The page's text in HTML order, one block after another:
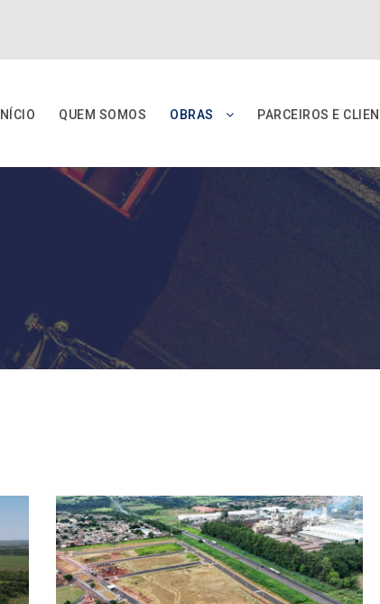
INÍCIO QUEM SOMOS OBRAS PARCEIROS E